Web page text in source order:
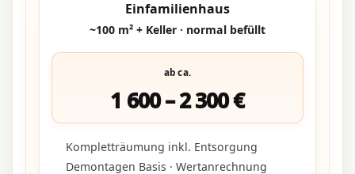
Einfamilienhaus
~100 m² + Keller · normal befüllt
ab ca.
1 600 – 2 300 €
Kompletträumung inkl. Entsorgung
Demontagen Basis · Wertanrechnung